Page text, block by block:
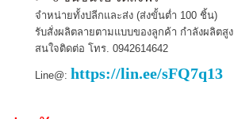
จำหน่ายทั้งปลีกและส่ง (ส่งขั้นต่ำ 100 ชิ้น)
รับสั่งผลิตลายตามแบบของลูกค้า กำลังผลิตสู
สนใจติดต่อ โทร.0942614642
Line@: https://lin.ee/sFQ7q13